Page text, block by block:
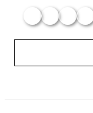
Colecciones